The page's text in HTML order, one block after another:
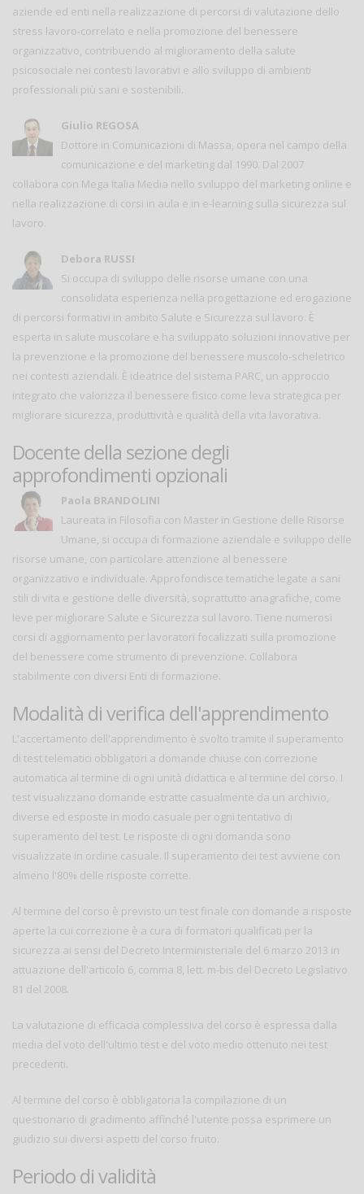
aziende ed enti nella realizzazione di percorsi di valutazione dello
stress lavoro-correlato e nella promozione del benessere
organizzativo, contribuendo al miglioramento della salute
psicosociale nei contesti lavorativi e allo sviluppo di ambienti
professionali più sani e sostenibili.
Giulio REGOSA
Dottore in Comunicazioni di Massa, opera nel campo della
comunicazione e del marketing dal 1990. Dal 2007
collabora con Mega Italia Media nello sviluppo del marketing online e
nella realizzazione di corsi in aula e in e-learning sulla sicurezza sul
lavoro.
Debora RUSSI
Si occupa di sviluppo delle risorse umane con una
consolidata esperienza nella progettazione ed erogazione
di percorsi formativi in ambito Salute e Sicurezza sul lavoro. È
esperta in salute muscolare e ha sviluppato soluzioni innovative per
la prevenzione e la promozione del benessere muscolo-scheletrico
nei contesti aziendali. È ideatrice del sistema PARC, un approccio
integrato che valorizza il benessere fisico come leva strategica per
migliorare sicurezza, produttività e qualità della vita lavorativa.
Docente della sezione degli
approfondimenti opzionali
Paola BRANDOLINI
Laureata in Filosofia con Master in Gestione delle Risorse
Umane, si occupa di formazione aziendale e sviluppo delle
risorse umane, con particolare attenzione al benessere
organizzativo e individuale. Approfondisce tematiche legate a sani
stili di vita e gestione delle diversità, soprattutto anagrafiche, come
leve per migliorare Salute e Sicurezza sul lavoro. Tiene numerosi
corsi di aggiornamento per lavoratori focalizzati sulla promozione
del benessere come strumento di prevenzione. Collabora
stabilmente con diversi Enti di formazione.
Modalità di verifica dell'apprendimento
L'accertamento dell'apprendimento è svolto tramite il superamento
di test telematici obbligatori a domande chiuse con correzione
automatica al termine di ogni unità didattica e al termine del corso. I
test visualizzano domande estratte casualmente da un archivio,
diverse ed esposte in modo casuale per ogni tentativo di
superamento del test. Le risposte di ogni domanda sono
visualizzate in ordine casuale. Il superamento dei test avviene con
almeno l'80% delle risposte corrette.
Al termine del corso è previsto un test finale con domande a risposte
aperte la cui correzione è a cura di formatori qualificati per la
sicurezza ai sensi del Decreto Interministeriale del 6 marzo 2013 in
attuazione dell'articolo 6, comma 8, lett. m-bis del Decreto Legislativo
81 del 2008.
La valutazione di efficacia complessiva del corso è espressa dalla
media del voto dell'ultimo test e del voto medio ottenuto nei test
precedenti.
Al termine del corso è obbligatoria la compilazione di un
questionario di gradimento affinché l'utente possa esprimere un
giudizio sui diversi aspetti del corso fruito.
Periodo di validità